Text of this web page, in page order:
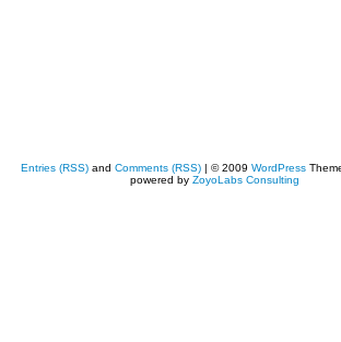
Entries (RSS) andComments (RSS) | © 2009WordPress
powered byZoyoLabs Consulting